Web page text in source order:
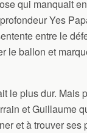
qui manquait
Yes
entre le
le ballon et
le plus dur. Mais
et Guillaume
et à trouver ses